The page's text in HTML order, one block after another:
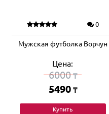
0
Мужская футболка Ворчун
Цена:
6000₸
5490 ₸
Купить